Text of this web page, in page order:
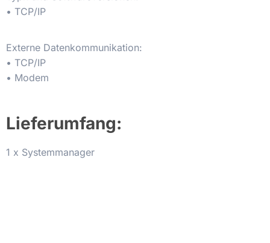
• TCP/IP
Externe Datenkommunikation:
• TCP/IP
• Modem
Lieferumfang:
1 x Systemmanager